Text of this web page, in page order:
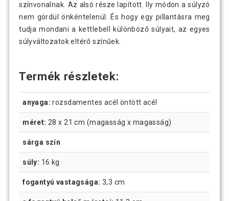
színvonalnak. Az alsó része lapított. Ily módon a súlyzó
nem gördül önkéntelenül. És hogy egy pillantásra meg
tudja mondani a kettlebell különböző súlyait, az egyes
súlyváltozatok eltérő színűek.
Termék részletek:
anyaga: rozsdamentes acél öntött acél
méret: 28 x 21 cm (magasság x magasság)
sárga szín
súly: 16 kg
fogantyú vastagsága: 3,3 cm